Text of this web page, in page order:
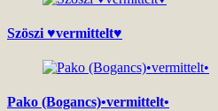
Szöszi ♥vermittelt♥
Pako (Bogancs)•vermittelt•